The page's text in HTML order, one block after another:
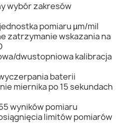
zakresów
pomiaru µm/mil
wskazania na
dwustopniowa kalibracja
baterii
miernika po 15 sekundach
wyników pomiaru
limitów pomiarów